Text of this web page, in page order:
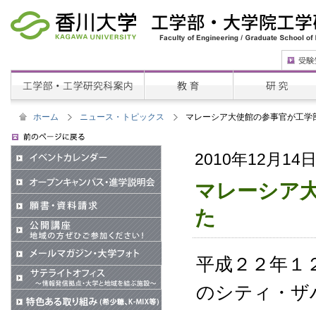
ホーム ニュース・トピックス マレーシア大使館の参事官が工学
2010年12月14
マレーシア
た
平成２２年１
のシティ・ザ